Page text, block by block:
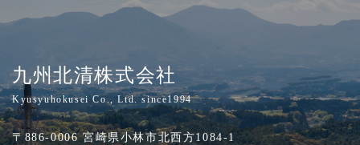
九州北清株式会社
Kyusyuhokusei Co., Ltd. since1994
〒886-0006 宮崎県小林市北西方1084-1